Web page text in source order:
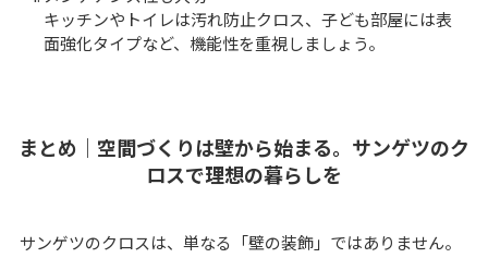
キッチンやトイレは汚れ防止クロス、子ども部屋には表
面強化タイプなど、機能性を重視しましょう。
まとめ｜空間づくりは壁から始まる。サンゲツのク
ロスで理想の暮らしを
サンゲツのクロスは、単なる「壁の装飾」ではありません。